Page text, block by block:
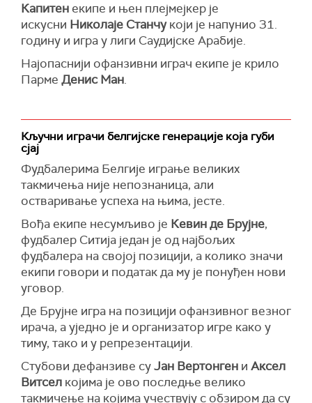
Капитен екипе и њен плејмејкер је
искусни Николаје Станчукоји је напунио 31.
годину и игра у лиги Саудијске Арабије.
Најопаснији офанзивни играч екипе је крило
Парме Денис Ман.
Кључни играчи белгијске генерације која губи
сјај
Фудбалерима Белгије играње великих
такмичења није непознаница, али
остваривање успеха на њима, јесте.
Вођа екипе несумљиво је Кевин де Брујне,
фудбалер Ситија један је од најбољих
фудбалера на својој позицији, а колико значи
екипи говори и податак да му је понуђен нови
уговор.
Де Брујне игра на позицији офанзивног везног
ирача, а уједно је и организатор игре како у
тиму, тако и у репрезентацији.
Стубови дефанзиве суЈан Вертонген и Аксел
Витсел којима је ово последње велико
такмичење на којима учествују с обзиром да су